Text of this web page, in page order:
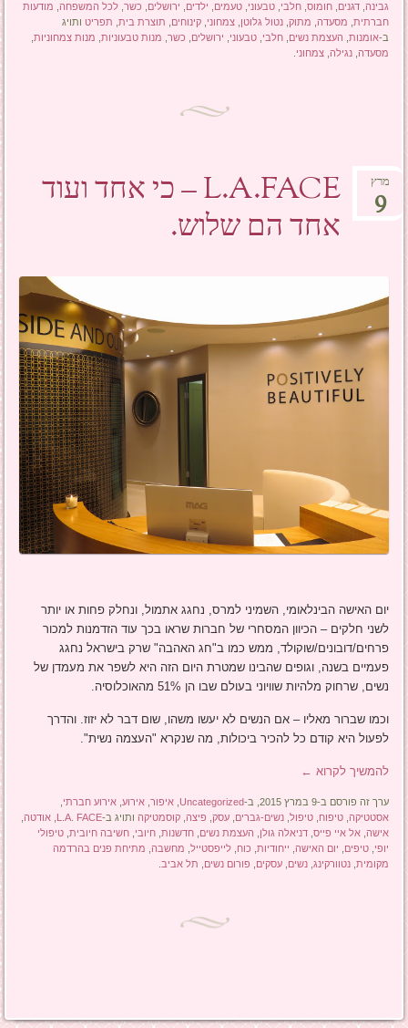
גבינה ,דגנים ,חומוס ,חלבי ,טבעוני ,טעמים ילדים ירושלים כשר ,לכל המשפחה מודעות
חברתית מסעדה מתוק ,נטול גלוטן ,צמחוני ,קינוחים תוצרת בית תפריט ותויג
ב-אומנות העצמת נשים ,חלבי ,טבעוני ירושלים כשר מנות טבעוניות מנות צמחוניות
מסעדה ,נגילה ,צמחוני
L.A.FACE – כי אחד ועוד
אחד הם שלוש.
מרץ
9
יום האישה הבינלאומי, השמיני למרס, נחגג אתמול, ונחלק פחות או יותר
לשני חלקים – הכיוון המסחרי של חברות שראו בכך עוד הזדמנות למכור
פרחים/דובונים/שוקולד, ממש כמו ב"חג האהבה" שרק בישראל נחגג
פעמיים בשנה, וגופים שהבינו שמטרת היום הזה היא לשפר את מעמדן של
נשים, שרחוק מלהיות שוויוני בעולם שבו הן 51% מהאוכלוסיה.
וכמו שברור מאליו – אם הנשים לא יעשו משהו, שום דבר לא יזוז. והדרך
לפעול היא קודם כל להכיר ביכולות, מה שנקרא "העצמה נשית".
להמשיך לקרוא ←
ערך זה פורסם ב-9 במרץ 2015, ב- Uncategorized
,איפור ,אירוע ,אירוע חברתי
אסטטיקה ,טיפוח ,טיפול ,נשים-גברים ,עסק פיצה ,קוסמטיקה ותויג ב-L.A. FACE
,אודטה
אישה ,אל איי פייס ,דניאלה גולן העצמת נשים ,חדשנות ,חיובי ,חשיבה חיובית ,טיפולי
יופי ,טיפים יום האישה ייחודיות כוח ,לייפסטייל מחשבה מתיחת פנים בהרדמה
מקומית ,נטוורקינג ,נשים ,עסקים פורום נשים תל אביב